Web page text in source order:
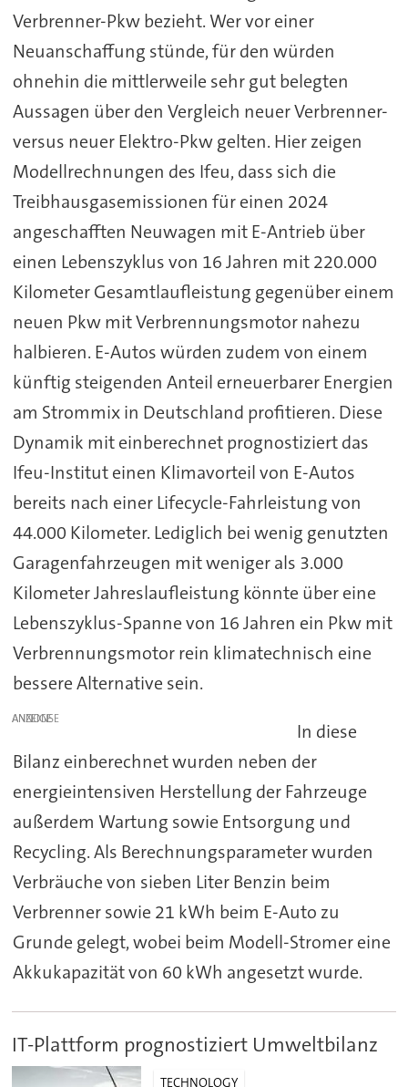
Verbrenner-Pkw bezieht. Wer vor einer
Neuanschaffung stünde, für den würden
ohnehin die mittlerweile sehr gut belegten
Aussagen über den Vergleich neuer Verbrenner-
versus neuer Elektro-Pkw gelten. Hier zeigen
Modellrechnungen des Ifeu, dass sich die
Treibhausgasemissionen für einen 2024
angeschafften Neuwagen mit E-Antrieb über
einen Lebenszyklus von 16 Jahren mit 220.000
Kilometer Gesamtlaufleistung gegenüber einem
neuen Pkw mit Verbrennungsmotor nahezu
halbieren. E-Autos würden zudem von einem
künftig steigenden Anteil erneuerbarer Energien
am Strommix in Deutschland profitieren. Diese
Dynamik mit einberechnet prognostiziert das
Ifeu-Institut einen Klimavorteil von E-Autos
bereits nach einer Lifecycle-Fahrleistung von
44.000 Kilometer. Lediglich bei wenig genutzten
Garagenfahrzeugen mit weniger als 3.000
Kilometer Jahreslaufleistung könnte über eine
Lebenszyklus-Spanne von 16 Jahren ein Pkw mit
Verbrennungsmotor rein klimatechnisch eine
bessere Alternative sein.
ANZEIGE
In diese
Bilanz einberechnet wurden neben der
energieintensiven Herstellung der Fahrzeuge
außerdem Wartung sowie Entsorgung und
Recycling. Als Berechnungsparameter wurden
Verbräuche von sieben Liter Benzin beim
Verbrenner sowie 21 kWh beim E-Auto zu
Grunde gelegt, wobei beim Modell-Stromer eine
Akkukapazität von 60 kWh angesetzt wurde.
IT-Plattform prognostiziert Umweltbilanz
TECHNOLOGY